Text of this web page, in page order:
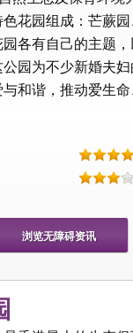
花园组成：芒蕨
各有自己的主题
园为不少新婚夫
和谐，推动爱生
浏览无障碍资讯